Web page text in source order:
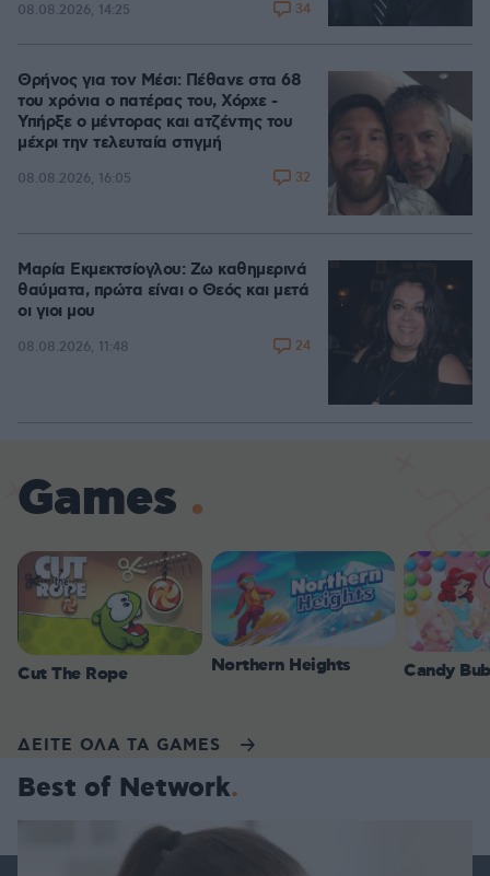
08.08.2026, 14:25 34
Θρήνος για τον Μέσι: Πέθανε στα 68
του χρόνια ο πατέρας του, Χόρχε -
Υπήρξε ο μέντορας και ατζέντης του
μέχρι την τελευταία στιγμή
08.08.2026, 16:05 32
Μαρία Εκμεκτσίογλου: Ζω καθημερινά
θαύματα, πρώτα είναι ο Θεός και μετά
οι γιοι μου
08.08.2026, 11:48 24
Games
Cut The Rope Northern Heights Candy
ΔΕΙΤΕ ΟΛΑ ΤΑ GAMES
Best of Network